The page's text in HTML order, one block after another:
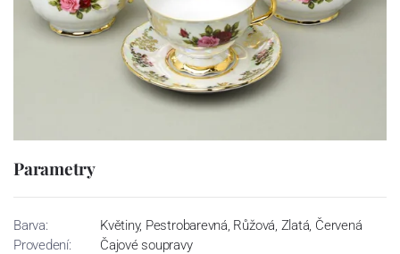
Parametry
Barva:
Květiny, Pestrobarevná, Růžová, Zlatá, Červená
Provedení:
Čajové soupravy